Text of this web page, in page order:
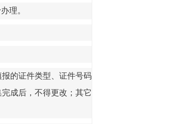
理。
报的证件类型、证件号码
成后，不得更改；其它